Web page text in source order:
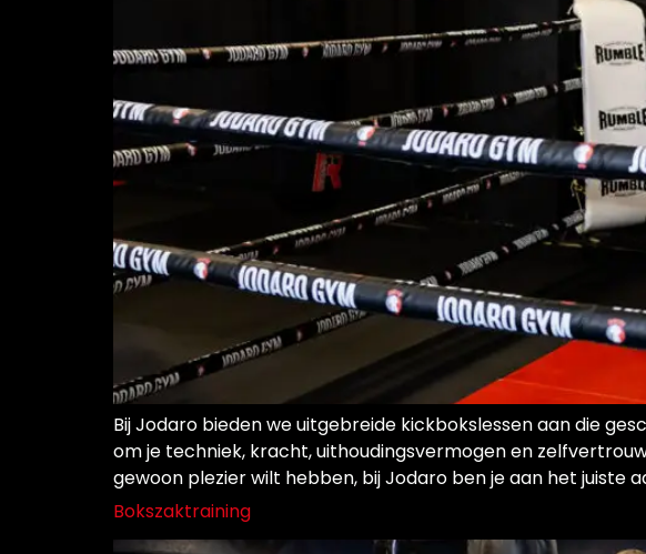
Bij Jodaro bieden we uitgebreide kickbokslessen aan die
om je techniek, kracht, uithoudingsvermogen en
gewoon plezier wilt hebben, bij Jodaro ben je aan het juiste
Bokszaktraining